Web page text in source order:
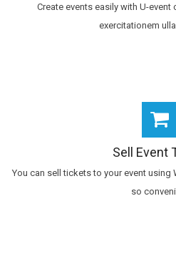
Create events easily with U-
exercitationem
Sell Event
You can sell tickets to your event
so